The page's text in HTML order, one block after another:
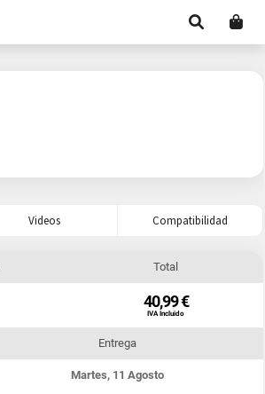
Videos Compatibilidad
Total
40,99 €
IVA Incluido
Entrega
Martes, 11 Agosto